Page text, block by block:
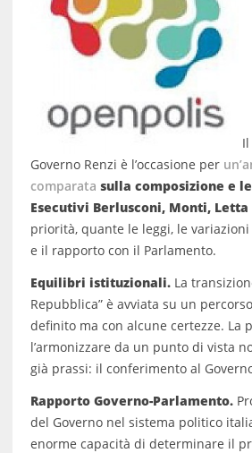
Governo Renzi è l’occasione per
comparata sulla composizione e
Esecutivi Berlusconi, Monti, Letta
priorità, quante le leggi, le
e il rapporto con il Parlamento.
Equilibri istituzionali.La
Repubblica” è avviata su un
definito ma con alcune certezze. La
l’armonizzare da un punto di vista
già prassi: il conferimento al
Rapporto Governo-Parlamento.
del Governo nel sistema politico
enorme capacità di determinare il